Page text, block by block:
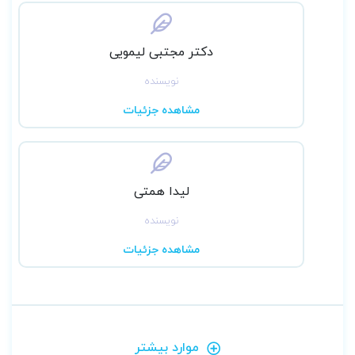
دکتر مجتبی لیمویی
نویسنده
مشاهده جزئیات
لیدا همتی
نویسنده
مشاهده جزئیات
موارد بیشتر